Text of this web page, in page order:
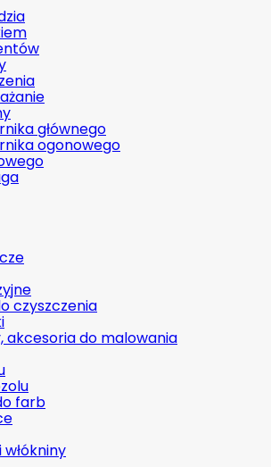
głównego
ogonowego
czyszczenia
akcesoria do malowania
farb